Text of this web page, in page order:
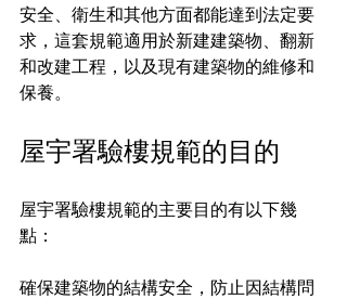
安全、衛生和其他方面都能達到法定要
求，這套規範適用於新建建築物、翻新
和改建工程，以及現有建築物的維修和
保養。
屋宇署驗樓規範的目的
屋宇署驗樓規範的主要目的有以下幾
點：
確保建築物的結構安全，防止因結構問